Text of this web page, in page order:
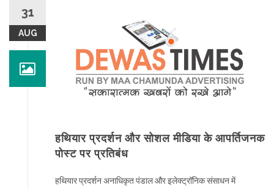
31
AUG
हथियार प्रदर्शन और सोशल मीडिया के आपर्तिजनक
पोस्ट पर प्रतिबंध
हथियार प्रदर्शन अनाधिकृत पंडाल और इलेक्ट्रॉनिक संसाधन में